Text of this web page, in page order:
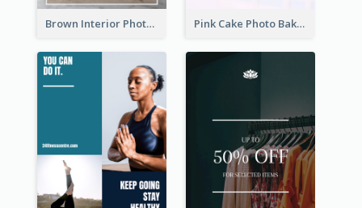
Brown Interior Photo Hiring Instagram Story Pink Cake Photo Bakery Instagram Story